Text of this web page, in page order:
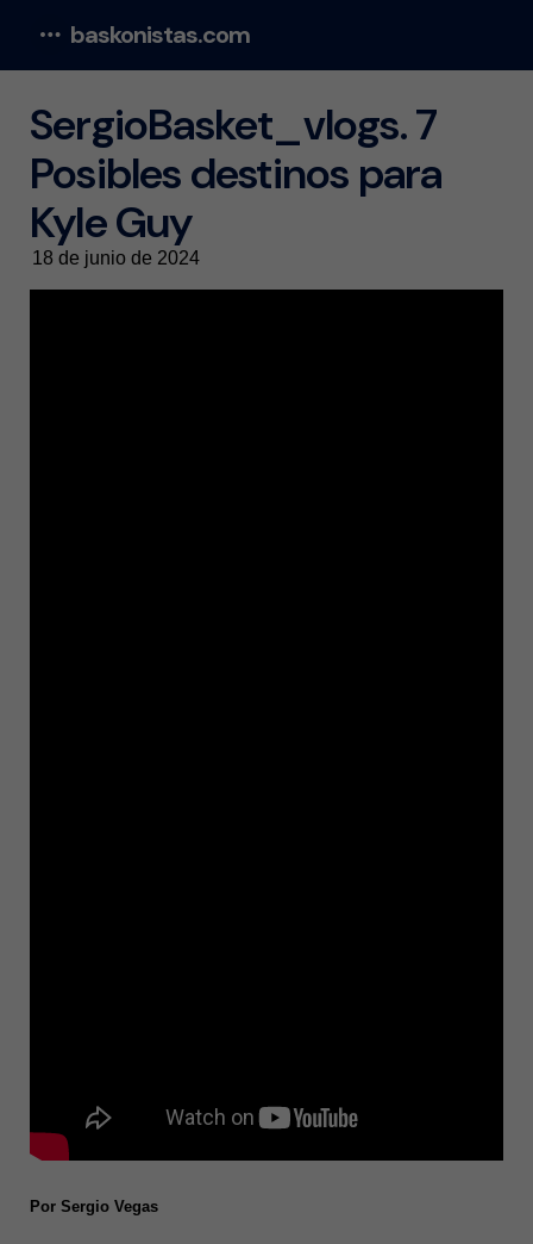
baskonistas.com
SergioBasket_vlogs. 7
Posibles destinos para
Kyle Guy
18 de junio de 2024
Por Sergio Vegas